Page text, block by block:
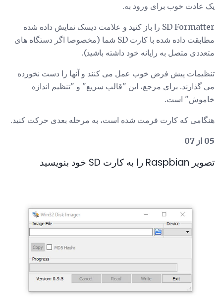
یک عادت خوب برای ورود به.
SD Formatter را باز کنید و علامت دیسک نمایش داده شده
مطابقت داده شده با کارت SD شما (مخصوصا اگر دستگاه های
متعددی متصل به رایانه خود داشته باشید).
تنظیمات پیش فرض خوب عمل می کنند و آنها را دست نخورده
می گذارند. برای مرجع، این "قالب سریع" و "تنظیم اندازه
خاموش" است.
هنگامی که کارت فرمت شده است، به مرحله بعدی حرکت کنید.
05 از 07
تصویر Raspbian را به کارت SD خود بنویسید